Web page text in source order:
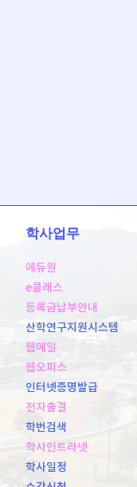
학사업무
에듀원
e클래스
등록금납부안내
산학연구지원시스템
웹메일
웹오피스
인터넷증명발급
전자출결
학번검색
학사인트라넷
학사일정